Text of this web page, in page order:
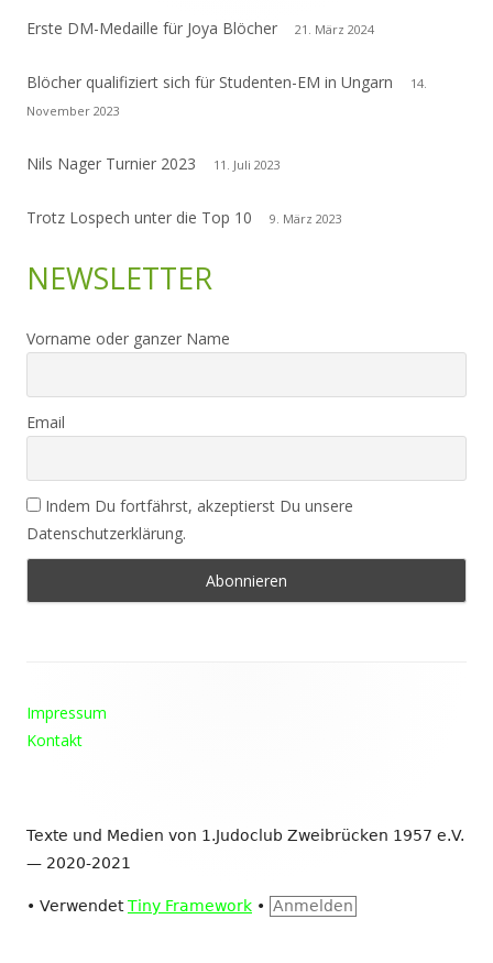
Erste DM-Medaille für Joya Blöcher 21. März 2024
Blöcher qualifiziert sich für Studenten-EM in Ungarn
14.
November 2023
Nils Nager Turnier 2023 11. Juli 2023
Trotz Lospech unter die Top 10 9. März 2023
NEWSLETTER
Vorname oder ganzer Name
Email
Indem Du fortfährst, akzeptierst Du unsere
Datenschutzerklärung.
Inhalt
Impressum
Kontakt
Texte und Medien von 1.Judoclub Zweibrücken 1957 e.V.
— 2020-2021
• VerwendetTiny Framework • Anmelden